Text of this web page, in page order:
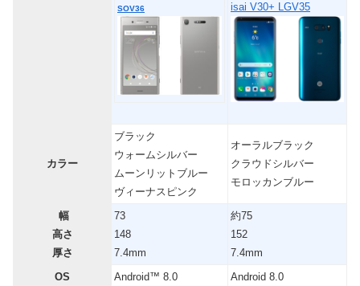
SOV36
isai V30+ LGV35
カラー
ブラック
ウォームシルバー
ムーンリットブルー
ヴィーナスピンク
オーラルブラック
クラウドシルバー
モロッカンブルー
幅
高さ
厚さ
73
148
7.4mm
約75
152
7.4mm
OS
Android™ 8.0 Android 8.0